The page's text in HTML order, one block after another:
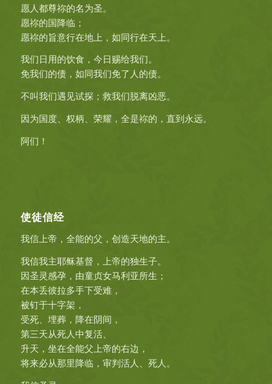
愿人都尊祢的名为圣。
愿祢的国降临；
愿祢的旨意行在地上，如同行在天上。
我们日用的饮食，今日赐给我们。
免我们的债，如同我们免了人的债。
不叫我们遇见试探；救我们脱离凶恶。
因为国度、权柄、荣耀，全是祢的，直到永远。
阿们！
使徒信经
我信上帝，全能的父，创造天地的主。
我信我主耶稣基督，上帝的独生子。
因圣灵感孕，由童贞女马利亚所生；
在本丢彼拉多手下受难，
被钉于十字架，
受死、埋葬，降在阴间，
第三天从死人中复活、
升天，坐在全能父上帝的右边，
将来必从那里降临，审判活人、死人。